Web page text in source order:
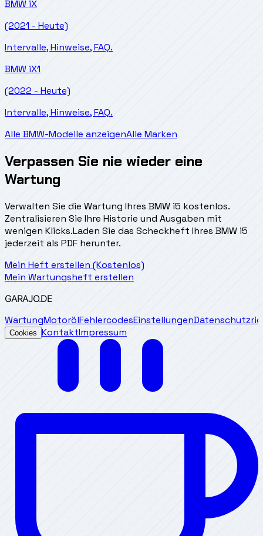
BMW iX
(2021 - Heute)
Intervalle, Hinweise, FAQ.
BMW iX1
(2022 - Heute)
Intervalle, Hinweise, FAQ.
Alle BMW-Modelle anzeigenAlle Marken
Verpassen Sie nie wieder eine
Wartung
Verwalten Sie die Wartung Ihres BMW i5 kostenlos.
Zentralisieren Sie Ihre Historie und Ausgaben mit
wenigen Klicks.Laden Sie das Scheckheft Ihres BMW i5
jederzeit als PDF herunter.
Mein Heft erstellen (Kostenlos)
Mein Wartungsheft erstellen
GARAJO.DE
WartungMotorölFehlercodesEinstellungen
Cookies KontaktImpressum